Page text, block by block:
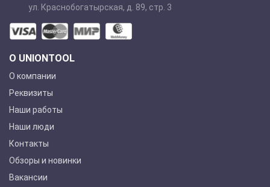
ул. Краснобогатырская, д. 89, стр. 3
О UNIONTOOL
О компании
Реквизиты
Наши работы
Наши люди
Контакты
Обзоры и новинки
Вакансии